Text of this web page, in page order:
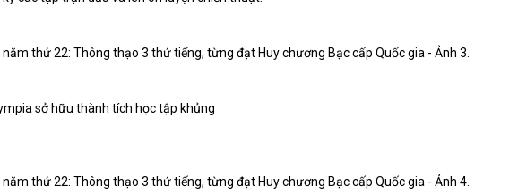
sở hữu thành tích học tập khủng